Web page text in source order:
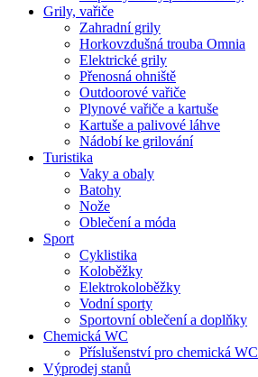
Grily, vařiče
Zahradní grily
Horkovzdušná trouba Omnia
Elektrické grily
Přenosná ohniště
Outdoorové vařiče
Plynové vařiče a kartuše
Kartuše a palivové láhve
Nádobí ke grilování
Turistika
Vaky a obaly
Batohy
Nože
Oblečení a móda
Sport
Cyklistika
Koloběžky
Elektrokoloběžky
Vodní sporty
Sportovní oblečení a doplňky
Chemická WC
Příslušenství pro chemická WC
Výprodej stanů